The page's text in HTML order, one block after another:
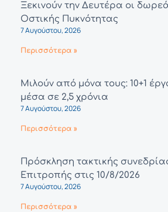
Ξεκινούν την Δευτέρα οι
Οστικής Πυκνότητας
7 Αυγούστου, 2026
Περισσότερα »
Μιλούν από μόνα τους: 10+1
μέσα σε 2,5 χρόνια
7 Αυγούστου, 2026
Περισσότερα »
Πρόσκληση τακτικής
Επιτροπής στις 10/8/2026
7 Αυγούστου, 2026
Περισσότερα »